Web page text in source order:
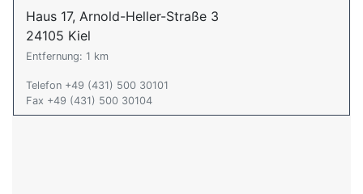
Haus 17, Arnold-Heller-Straße 3
24105 Kiel
Entfernung: 1 km
Telefon +49 (431) 500 30101
Fax +49 (431) 500 30104